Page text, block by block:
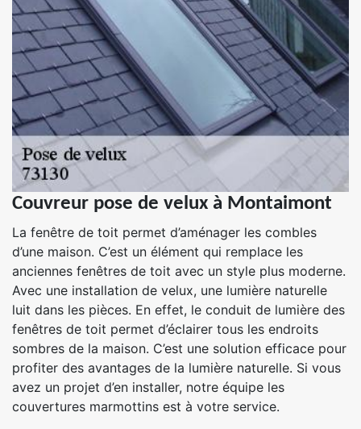
Couvreur pose de velux à Montaimont
La fenêtre de toit permet d’aménager les combles
d’une maison. C’est un élément qui remplace les
anciennes fenêtres de toit avec un style plus moderne.
Avec une installation de velux, une lumière naturelle
luit dans les pièces. En effet, le conduit de lumière des
fenêtres de toit permet d’éclairer tous les endroits
sombres de la maison. C’est une solution efficace pour
profiter des avantages de la lumière naturelle. Si vous
avez un projet d’en installer, notre équipe les
couvertures marmottins est à votre service.